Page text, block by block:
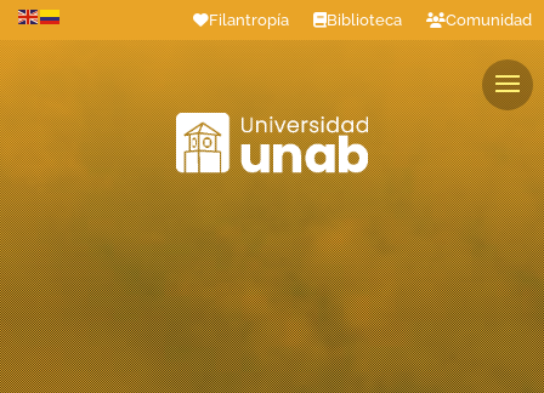
Filantropía Biblioteca Comunidad
Estudiantes Profesores Colaboradores Graduados